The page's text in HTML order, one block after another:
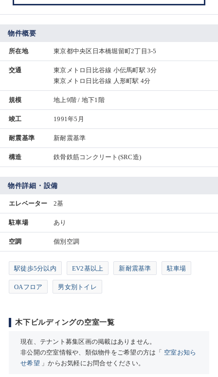
物件概要
所在地 東京都中央区日本橋堀留町2丁目3-5
交通
東京メトロ日比谷線 小伝馬町駅 3分
東京メトロ日比谷線 人形町駅 4分
規模 地上9階 / 地下1階
竣工 1991年5月
耐震基準 新耐震基準
構造 鉄骨鉄筋コンクリート(SRC造)
物件詳細・設備
エレベーター 2基
駐車場 あり
空調 個別空調
駅徒歩5分以内 EV2基以上 新耐震基準 駐車場
OAフロア 男女別トイレ
木下ビルディングの空室一覧
現在、テナント募集区画の掲載はありません。
非公開の空室情報や、類似物件をご希望の方は「 空室お知ら
せ希望 」からお気軽にお問合せください。